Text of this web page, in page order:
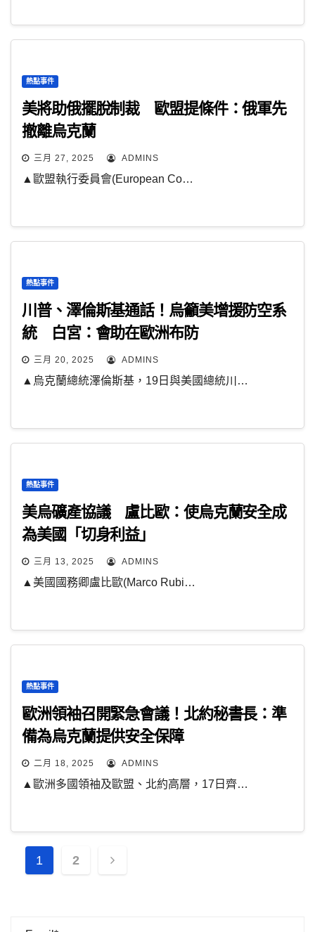
熱點事件
美將助俄擺脫制裁 歐盟提條件：俄軍先
撤離烏克蘭
三月 27, 2025 ADMINS
▲歐盟執行委員會(European Co…
熱點事件
川普、澤倫斯基通話！烏籲美增援防空系
統 白宮：會助在歐洲布防
三月 20, 2025 ADMINS
▲烏克蘭總統澤倫斯基，19日與美國總統川…
熱點事件
美烏礦產協議 盧比歐：使烏克蘭安全成
為美國「切身利益」
三月 13, 2025 ADMINS
▲美國國務卿盧比歐(Marco Rubi…
熱點事件
歐洲領袖召開緊急會議！北約秘書長：準
備為烏克蘭提供安全保障
二月 18, 2025 ADMINS
▲歐洲多國領袖及歐盟、北約高層，17日齊…
文
1 2